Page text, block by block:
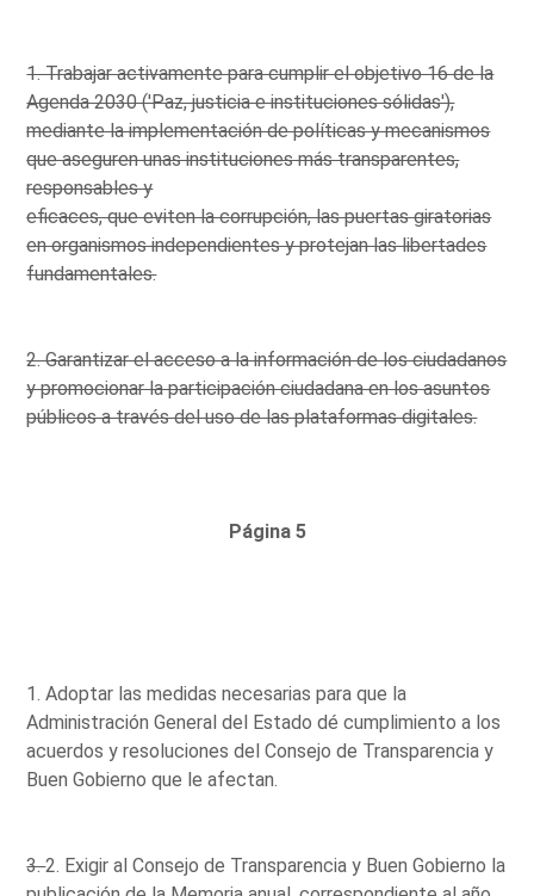
1. Trabajar activamente para cumplir el objetivo 16 de la
Agenda 2030 ('Paz, justicia e instituciones sólidas'),
mediante la implementación de políticas y mecanismos
que aseguren unas instituciones más transparentes,
responsables y
eficaces, que eviten la corrupción, las puertas giratorias
en organismos independientes y protejan las libertades
fundamentales.
2. Garantizar el acceso a la información de los ciudadanos
y promocionar la participación ciudadana en los asuntos
públicos a través del uso de las plataformas digitales.
Página 5
1. Adoptar las medidas necesarias para que la
Administración General del Estado dé cumplimiento a los
acuerdos y resoluciones del Consejo de Transparencia y
Buen Gobierno que le afectan.
3.2. Exigir al Consejo de Transparencia y Buen Gobierno la